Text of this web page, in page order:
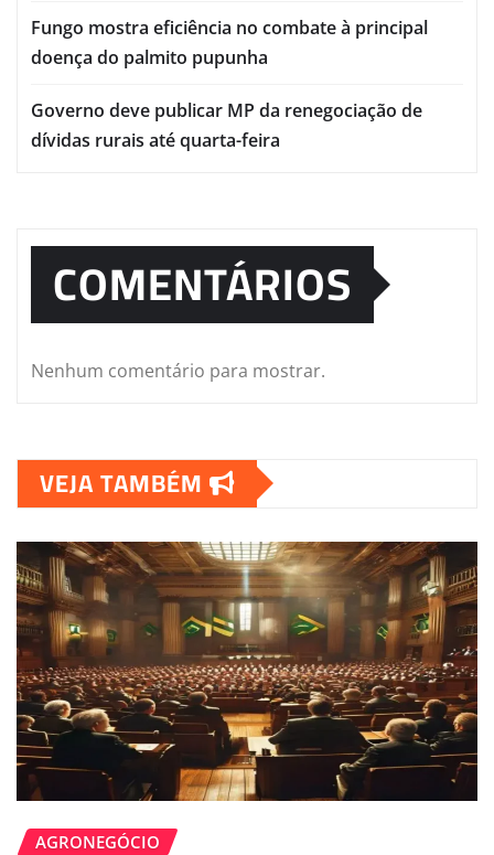
Fungo mostra eficiência no combate à principal
doença do palmito pupunha
Governo deve publicar MP da renegociação de
dívidas rurais até quarta-feira
COMENTÁRIOS
Nenhum comentário para mostrar.
VEJA TAMBÉM
AGRONEGÓCIO